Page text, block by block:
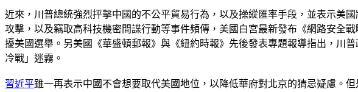
近來，川普總統強烈抨擊中國的不公平貿易行為，以及操縱匯率手段，並表示美
攻擊，以及竊取高科技機密間諜行動等事件頻傳，美國白宮最新發布《網路安全
擾美國選舉。另美國《華盛頓郵報》與《紐約時報》先後發表專題報導指出，川
冷戰」迷霧。
習近平雖一再表示中國不會想要取代美國地位，以降低華府對北京的猜忌疑慮。